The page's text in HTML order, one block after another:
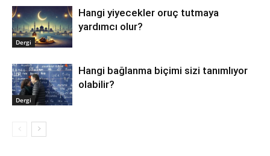
Dergi
Hangi yiyecekler oruç tutmaya
yardımcı olur?
Dergi
Hangi bağlanma biçimi sizi tanımlıyor
olabilir?